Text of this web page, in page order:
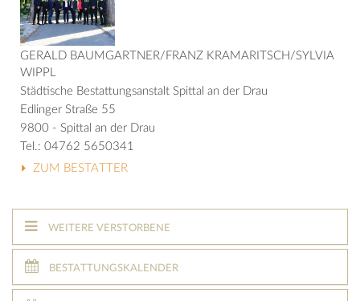
GERALD BAUMGARTNER/FRANZ KRAMARITSCH/SYLVIA
WIPPL
Städtische Bestattungsanstalt Spittal an der Drau
Edlinger Straße 55
9800 - Spittal an der Drau
Tel.: 04762 5650341
ZUM BESTATTER
WEITERE VERSTORBENE
BESTATTUNGSKALENDER